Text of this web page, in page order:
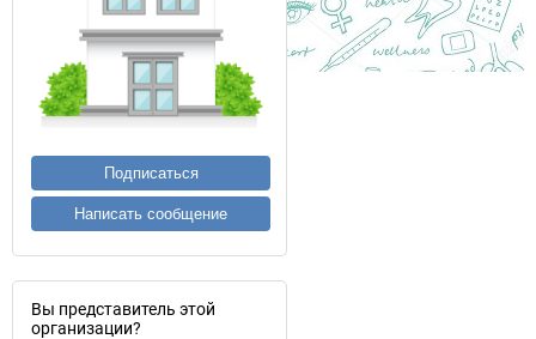
Подписаться
Написать сообщение
Вы представитель этой
организации?